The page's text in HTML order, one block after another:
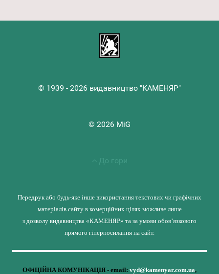
© 1939 - 2026 видавництво "КАМЕНЯР"
© 2026 MiG
До гори
Передрук або будь-яке інше використання текстових чи графічних
матеріалів сайту в комерційних цілях можливе лише
з дозволу видавництва «КАМЕНЯР» та за умови обов’язкового
прямого гіперпосилання на сайт.
ОФіЦІЙНА КОМУНІКАЦІЯ - email: vyd@kamenyar.com.ua,